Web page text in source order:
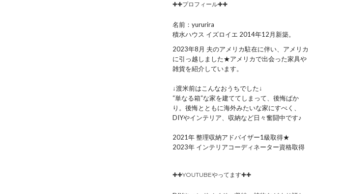
✚✚プロフィール✚✚
名前：yururira
積水ハウス イズロイエ 2014年12月新築。
2023年8月 夫のアメリカ駐在に伴い、アメリカ
に引っ越しました★アメリカで出会った家具や
雑貨を紹介しています。
↓渡米前はこんなおうちでした↓
“単なる箱“な家を建ててしまって、後悔ばか
り。後悔とともに海外みたいな家にすべく、
DIYやインテリア、収納など日々奮闘中です♪
2021年 整理収納アドバイザー1級取得★
2023年 インテリアコーディネーター資格取得
✚✚YOUTUBEやってます✚✚